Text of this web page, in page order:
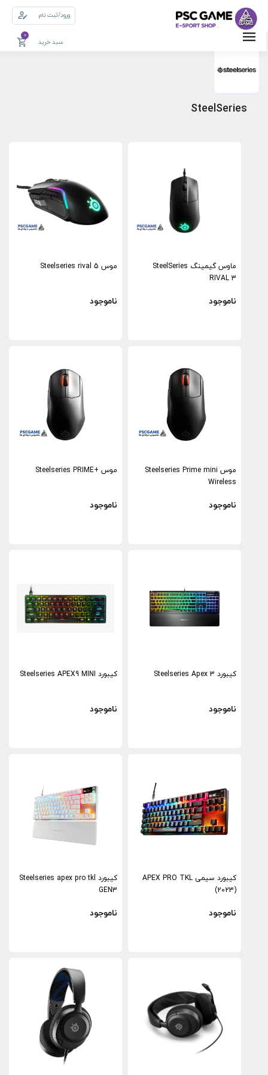
ورود/ثبت نام
سبد خرید
0
SteelSeries
ماوس گیمینگ SteelSeries
RIVAL 3
ناموجود
موس Steelseries rival 5
ناموجود
موس Steelseries Prime mini
Wireless
ناموجود
موس +Steelseries PRIME
ناموجود
کیبورد Steelseries Apex 3
ناموجود
کیبورد Steelseries APEX9 MINI
ناموجود
کیبورد سیمی APEX PRO TKL
(2023)
ناموجود
کیبورد Steelseries apex pro tkl
GEN3
ناموجود